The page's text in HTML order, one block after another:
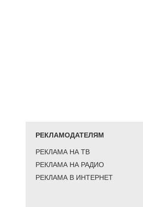
РЕКЛАМОДАТЕЛЯМ
РЕКЛАМА НА ТВ
РЕКЛАМА НА РАДИО
РЕКЛАМА В ИНТЕРНЕТ